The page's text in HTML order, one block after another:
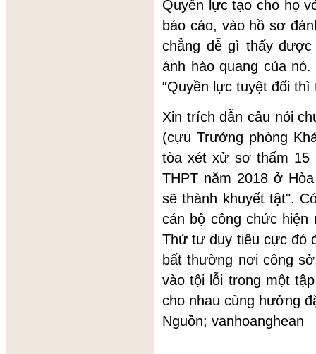
Quyền lực tạo cho họ
báo cáo, vào hồ sơ
chẳng dễ gì thấy
ánh hào quang của
“Quyền lực tuyệt đối thì
Xin trích dẫn câu nói
(cựu Trưởng phòng
tòa xét xử sơ thẩm 15
THPT năm 2018 ở
sẽ thành khuyết tật".
cán bộ công chức hiện
Thứ tư duy tiêu cực đó
bất thường nơi công
vào tội lỗi trong một
cho nhau cùng hưởng
Nguồn; vanhoanghean